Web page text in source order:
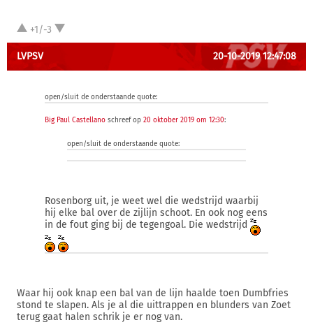
+1/-3
LVPSV 20-10-2019 12:47:08
open/sluit de onderstaande quote:
Big Paul Castellano schreef op 20 oktober 2019 om 12:30:
open/sluit de onderstaande quote:
Rosenborg uit, je weet wel die wedstrijd waarbij
hij elke bal over de zijlijn schoot. En ook nog eens
in de fout ging bij de tegengoal. Die wedstrijd
Waar hij ook knap een bal van de lijn haalde toen Dumbfries
stond te slapen. Als je al die uittrappen en blunders van Zoet
terug gaat halen schrik je er nog van.